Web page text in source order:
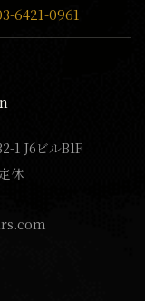
6421-0961
1 J6ビルB1F
休